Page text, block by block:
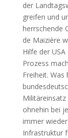
der
greifen und
herrschende
de Maizière
Hilfe der
Prozess
Freiheit.
Militäreinsatz
ohnehin bei
immer
Infrastruktur